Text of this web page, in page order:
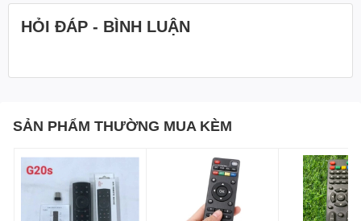
HỎI ĐÁP - BÌNH LUẬN
SẢN PHẨM THƯỜNG MUA KÈM